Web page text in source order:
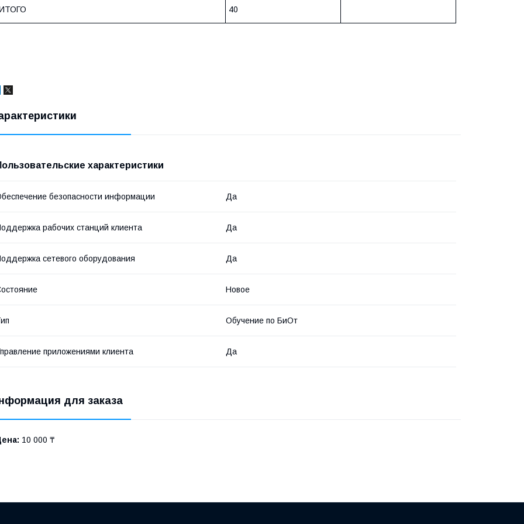
40
характеристики
безопасности информации Да
рабочих станций клиента Да
сетевого оборудования Да
Новое
Обучение по БиОт
приложениями клиента Да
для заказа
10 000 ₸